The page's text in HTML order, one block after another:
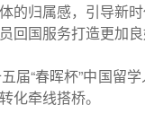
归属感，引导新
国服务打造更加良
“春晖杯”中国留
化牵线搭桥。